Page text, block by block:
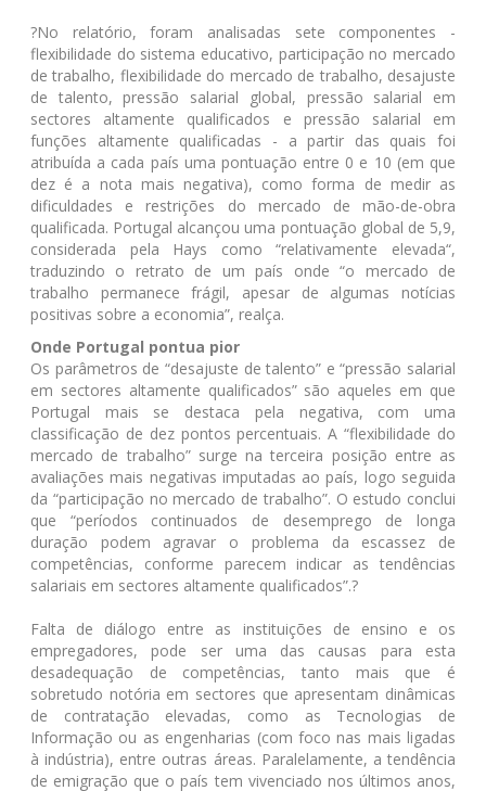
?No relatório, foram analisadas sete componentes -
flexibilidade do sistema educativo, participação no mercado
de trabalho, flexibilidade do mercado de trabalho, desajuste
de talento, pressão salarial global, pressão salarial em
sectores altamente qualificados e pressão salarial em
funções altamente qualificadas - a partir das quais foi
atribuída a cada país uma pontuação entre 0 e 10 (em que
dez é a nota mais negativa), como forma de medir as
dificuldades e restrições do mercado de mão-de-obra
qualificada. Portugal alcançou uma pontuação global de 5,9,
considerada pela Hays como “relativamente elevada“,
traduzindo o retrato de um país onde “o mercado de
trabalho permanece frágil, apesar de algumas notícias
positivas sobre a economia”, realça.
Onde Portugal pontua pior
Os parâmetros de “desajuste de talento” e “pressão salarial
em sectores altamente qualificados” são aqueles em que
Portugal mais se destaca pela negativa, com uma
classificação de dez pontos percentuais. A “flexibilidade do
mercado de trabalho” surge na terceira posição entre as
avaliações mais negativas imputadas ao país, logo seguida
da “participação no mercado de trabalho”. O estudo conclui
que “períodos continuados de desemprego de longa
duração podem agravar o problema da escassez de
competências, conforme parecem indicar as tendências
salariais em sectores altamente qualificados”.?
Falta de diálogo entre as instituições de ensino e os
empregadores, pode ser uma das causas para esta
desadequação de competências, tanto mais que é
sobretudo notória em sectores que apresentam dinâmicas
de contratação elevadas, como as Tecnologias de
Informação ou as engenharias (com foco nas mais ligadas
à indústria), entre outras áreas. Paralelamente, a tendência
de emigração que o país tem vivenciado nos últimos anos,